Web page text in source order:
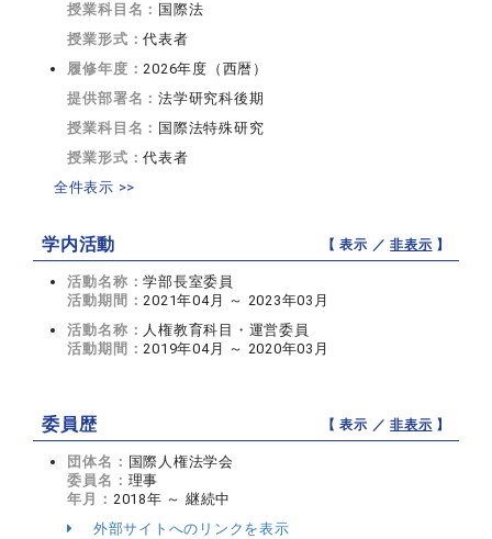
授業科目名： 国際法
授業形式：代表者
履修年度：2026年度（西暦）
提供部署名：法学研究科後期
授業科目名： 国際法特殊研究
授業形式：代表者
全件表示 >>
学内活動 【 表示 ／非表示 】
活動名称：学部長室委員
活動期間：2021年04月 ～ 2023年03月
活動名称： 人権教育科目・運営委員
活動期間：2019年04月 ～ 2020年03月
委員歴 【 表示 ／非表示 】
団体名： 国際人権法学会
委員名： 理事
年月： 2018年 ～ 継続中
外部サイトへのリンクを表示